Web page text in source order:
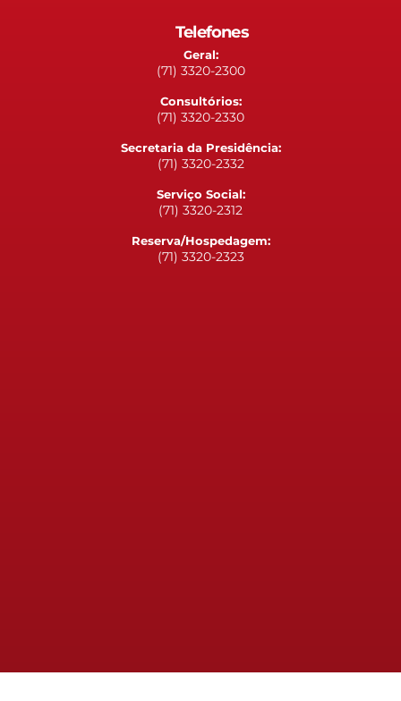
Telefones
Geral:
(71) 3320-2300
Consultórios:
(71) 3320-2330
Secretaria da Presidência:
(71) 3320-2332
Serviço Social:
(71) 3320-2312
Reserva/Hospedagem:
(71) 3320-2323